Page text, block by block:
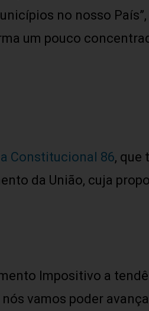
no nosso
um pouco
Constitucional 86, que
da União, cuja
Impositivo a
vamos poder